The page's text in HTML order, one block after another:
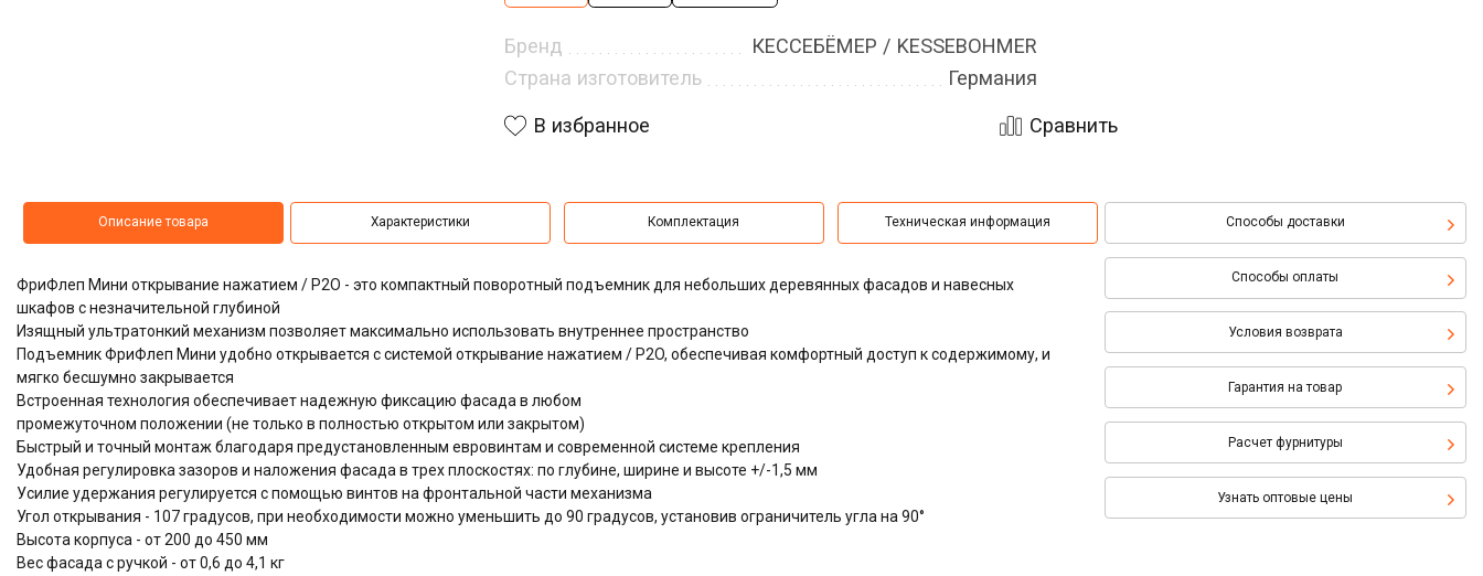
Бренд
КЕССЕБЁМЕР / KESSEBOHMER
Страна изготовитель
Германия
В избранное Сравнить
Описание товара Характеристики Комплектация Техническая информация Способы доставки
Способы оплаты
Условия возврата
Гарантия на товар
Расчет фурнитуры
Узнать оптовые цены
ФриФлеп Мини открывание нажатием / P2O - это компактный поворотный подъемник для небольших деревянных фасадов и навесных
шкафов с незначительной глубиной
Изящный ультратонкий механизм позволяет максимально использовать внутреннее пространство
Подъемник ФриФлеп Мини удобно открывается с системой открывание нажатием / P2O, обеспечивая комфортный доступ к содержимому, и
мягко бесшумно закрывается
Встроенная технология обеспечивает надежную фиксацию фасада в любом
промежуточном положении (не только в полностью открытом или закрытом)
Быстрый и точный монтаж благодаря предустановленным евровинтам и современной системе крепления
Удобная регулировка зазоров и наложения фасада в трех плоскостях: по глубине, ширине и высоте +/-1,5 мм
Усилие удержания регулируется с помощью винтов на фронтальной части механизма
Угол открывания - 107 градусов, при необходимости можно уменьшить до 90 градусов, установив ограничитель угла на 90°
Высота корпуса - от 200 до 450 мм
Вес фасада с ручкой - от 0,6 до 4,1 кг